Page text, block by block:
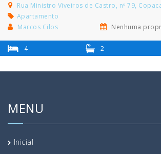
Rua Ministro Viveiros de Castro, nº 79,
Apartamento
Marcos Cilos
Nenhuma
4 2
MENU
Inicial